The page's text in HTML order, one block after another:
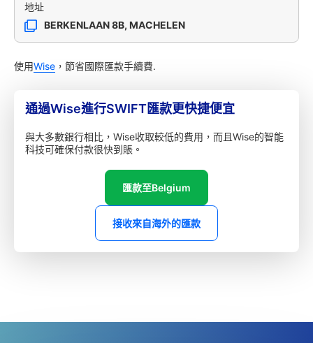
地址
BERKENLAAN 8B, MACHELEN
使用Wise ，節省國際匯款手續費.
通過Wise進行SWIFT匯款更快捷便宜
與大多數銀行相比，Wise收取較低的費用，而且Wise的智能
科技可確保付款很快到賬。
匯款至Belgium
接收來自海外的匯款